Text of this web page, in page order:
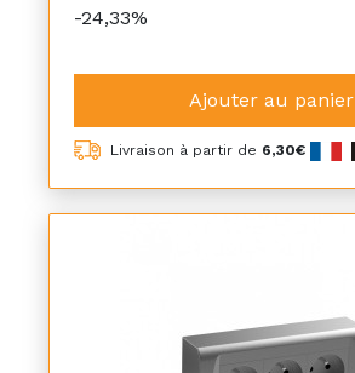
-24,33%
Ajouter au panier
Livraison à partir de 6,30€